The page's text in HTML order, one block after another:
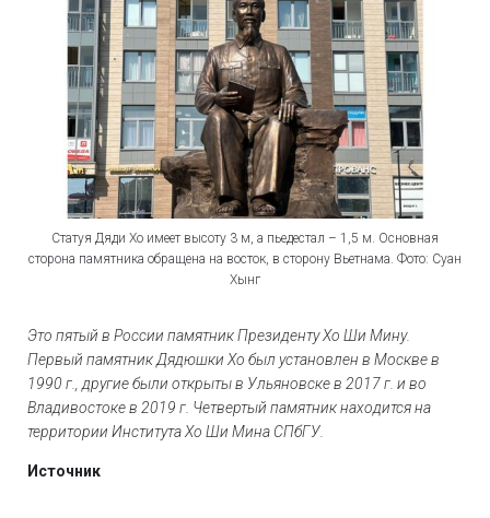
Статуя Дяди Хо имеет высоту 3 м, а пьедестал – 1,5 м. Основная
сторона памятника обращена на восток, в сторону Вьетнама. Фото: Суан
Хынг
Это пятый в России памятник Президенту Хо Ши Мину.
Первый памятник Дядюшки Хо был установлен в Москве в
1990 г., другие были открыты в Ульяновске в 2017 г. и во
Владивостоке в 2019 г. Четвертый памятник находится на
территории Института Хо Ши Мина СПбГУ.
Источник